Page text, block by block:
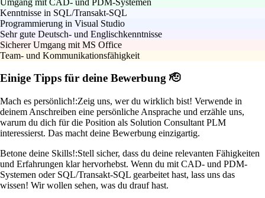
Kenntnisse in SQL/Transakt-SQL
Programmierung in Visual Studio
Sehr gute Deutsch- und Englischkenntnisse
Sicherer Umgang mit MS Office
Team- und Kommunikationsfähigkeit
Einige Tipps für deine Bewerbung 🫡
Mach es persönlich!:Zeig uns, wer du wirklich bist! Verwende in
deinem Anschreiben eine persönliche Ansprache und erzähle uns,
warum du dich für die Position als Solution Consultant PLM
interessierst. Das macht deine Bewerbung einzigartig.
Betone deine Skills!:Stell sicher, dass du deine relevanten Fähigkeiten
und Erfahrungen klar hervorhebst. Wenn du mit CAD- und PDM-
Systemen oder SQL/Transakt-SQL gearbeitet hast, lass uns das
wissen! Wir wollen sehen, was du drauf hast.